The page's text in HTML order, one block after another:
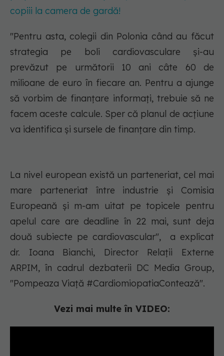
copiii la camera de gardă!
"Pentru asta, colegii din Polonia când au făcut
strategia pe boli cardiovasculare și-au
prevăzut pe următorii 10 ani câte 60 de
milioane de euro în fiecare an. Pentru a ajunge
să vorbim de finanțare informați, trebuie să ne
facem aceste calcule. Sper că planul de acțiune
va identifica și sursele de finanțare din timp.
La nivel european există un parteneriat, cel mai
mare parteneriat între industrie și Comisia
Europeană și m-am uitat pe topicele pentru
apelul care are deadline în 22 mai, sunt deja
două subiecte pe cardiovascular", a explicat
dr. Ioana Bianchi, Director Relații Externe
ARPIM, în cadrul dezbaterii DC Media Group,
"Pompeaza Viață #CardiomiopatiaContează".
Vezi mai multe în VIDEO: